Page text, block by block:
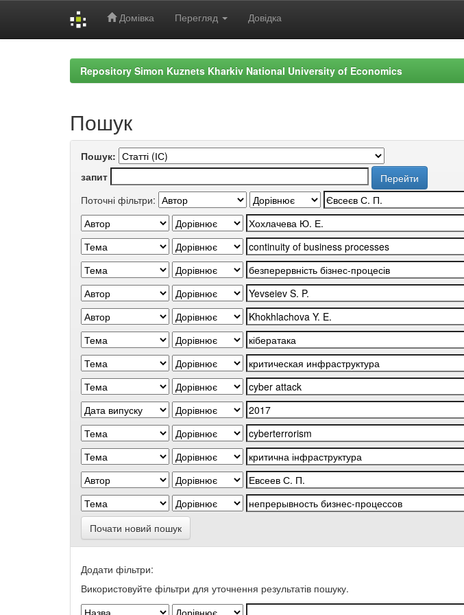
Домівка Перегляд Довідка
Repository Simon Kuznets Kharkiv National University of Economics
Пошук
Пошук:
запит
Поточні фільтри:
Почати новий пошук
Додати фільтри:
Використовуйте фільтри для уточнення результатів пошуку.